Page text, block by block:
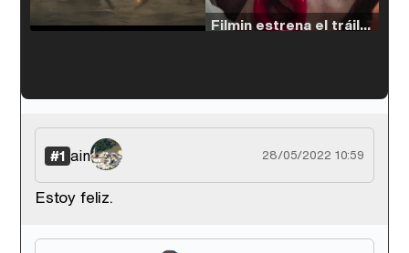
Unmute Filmin estrena el tráiler de 'Millennial Mal', su nueva comedia universitaria de la mano de Lorena Iglesias
'120 Minutos' celebra sus 2.000 programas en Telemadrid con un vídeo del día a día en la redacción
Tráiler de '33 días', la nueva serie de Atresplayer con Julián Villagrán y José Manuel Poga
#1 ain 28/05/2022 10:59
Estoy feliz.